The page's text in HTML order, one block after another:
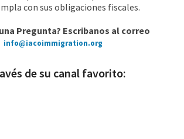
con sus obligaciones fiscales.
Pregunta? Escribanos al correo
info@iacoimmigration.org
de su canal favorito: